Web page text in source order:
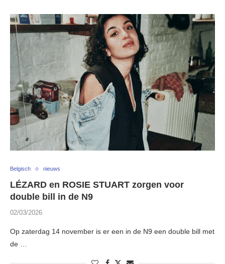
Belgisch nieuws
LÉZARD en ROSIE STUART zorgen voor
double bill in de N9
02/03/2026
Op zaterdag 14 november is er een in de N9 een double bill met
de …